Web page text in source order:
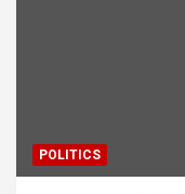
POLITICS